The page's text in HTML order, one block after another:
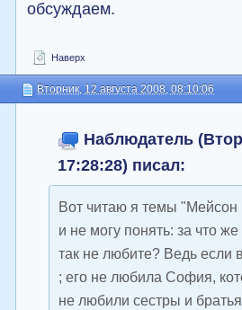
обсуждаем.
Наверх
Вторник, 12 августа 2008, 08:10:06
Наблюдатель
17:28:28) писал:
Вот читаю я темы
и не могу понять: за что
так не любите? Ведь если
; его не любила София,
не любили сестры и